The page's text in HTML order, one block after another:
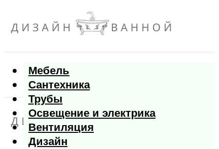
Мебель
Сантехника
Трубы
Освещение и электрика
Вентиляция
Дизайн